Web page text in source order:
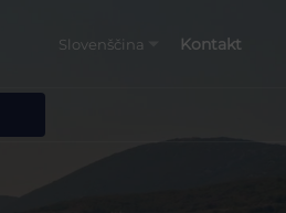
Slovenščina Kontakt